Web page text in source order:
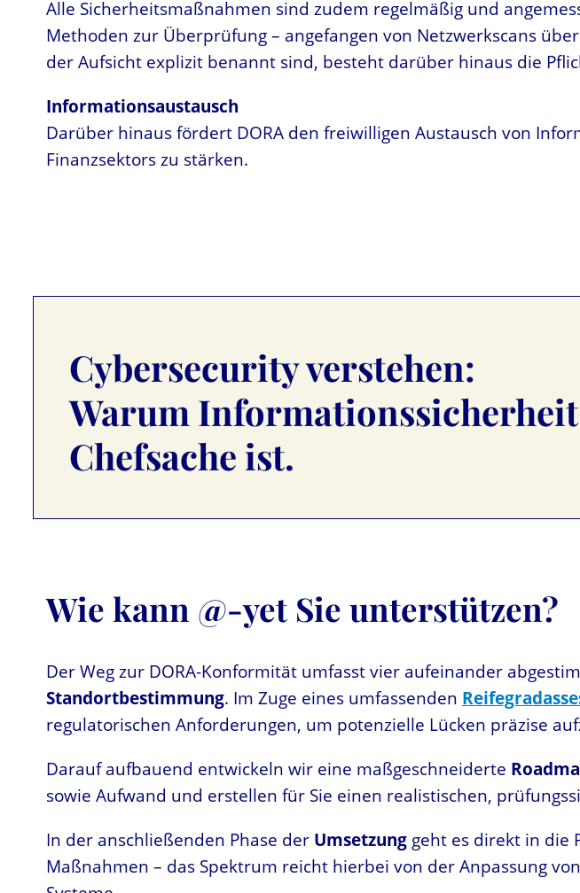
Alle Sicherheitsmaßnahmen sind zudem regelmäßig und
Methoden zur Überprüfung – angefangen von Netzwerkscans über
der Aufsicht explizit benannt sind, besteht darüber hinaus die
Informationsaustausch
Darüber hinaus fördert DORA den freiwilligen Austausch von
Finanzsektors zu stärken.
Cybersecurity verstehen:
Warum Informationssicherheit
Chefsache ist.
Wie kann @-yet Sie unterstützen?
Der Weg zur DORA-Konformität umfasst vier aufeinander
Standortbestimmung. Im Zuge eines umfassenden
regulatorischen Anforderungen, um potenzielle Lücken präzise
Darauf aufbauend entwickeln wir eine maßgeschneiderte
sowie Aufwand und erstellen für Sie einen realistischen,
In der anschließenden Phase der Umsetzung geht es direkt in die
Maßnahmen – das Spektrum reicht hierbei von der Anpassung